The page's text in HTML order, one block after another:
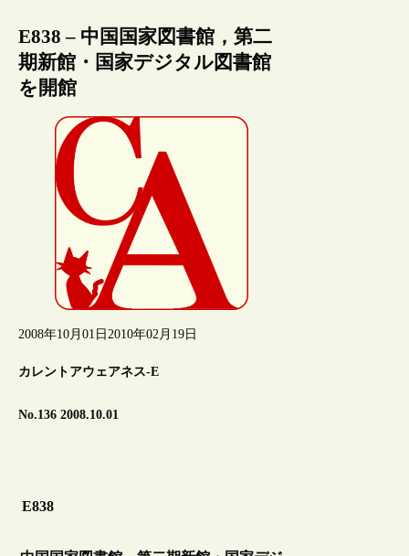
E838 – 中国国家図書館，第二
期新館・国家デジタル図書館
を開館
2008年10月01日 2010年02月19日
カレントアウェアネス-E
No.136 2008.10.01
E838